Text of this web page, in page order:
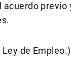
acuerdo
de Empleo.)